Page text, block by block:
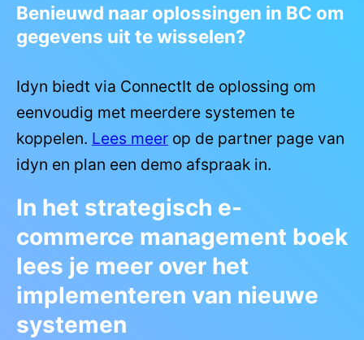
Benieuwd naar oplossingen in BC om
gegevens uit te wisselen?
Idyn biedt via ConnectIt de oplossing om
eenvoudig met meerdere systemen te
koppelen. Lees meer op de partner page van
idyn en plan een demo afspraak in.
In het strategisch e-
commerce management boek
lees je meer over het
implementeren van nieuwe
systemen